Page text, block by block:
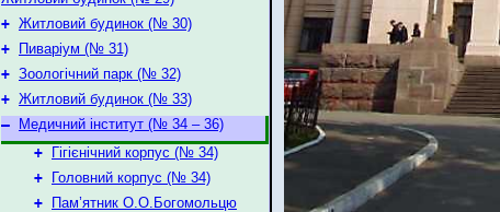
+ Житловий будинок (№ 30)
+
Пиваріум (№ 31)
+ Зоологічний парк (№ 32)
+ Житловий будинок (№ 33)
–
Медичний інститут (№ 34 – 36)
+
Гігієнічний корпус (№ 34)
+
Головний корпус (№ 34)
+
Пам’ятник О.О.Богомольцю